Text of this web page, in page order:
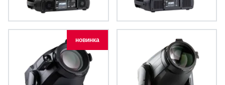
ESPRITE® FS T3 Profile™
новинка